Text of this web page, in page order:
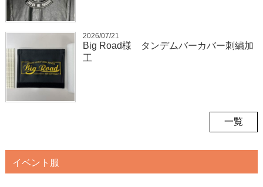
2026/07/21
Big Road様 タンデムバーカバー刺繍加
工
一覧
イベント服